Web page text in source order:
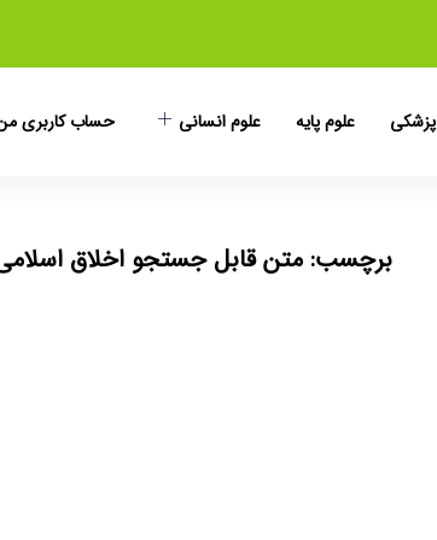
پزشکی علوم پایه علوم انسانی حساب کاربری
برچسب: متن قابل جستجو اخلاق